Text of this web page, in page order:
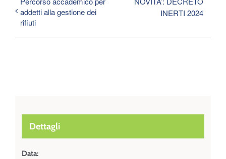
addetti alla gestione dei
rifiuti
INERTI 2024
Dettagli
Data: